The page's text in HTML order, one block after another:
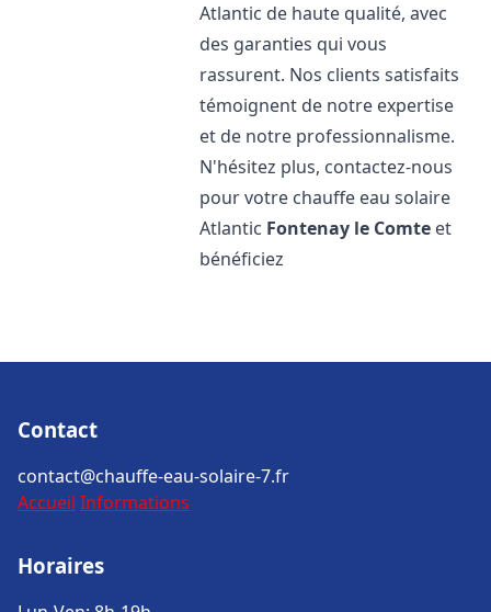
Atlantic de haute qualité, avec
des garanties qui vous
rassurent. Nos clients satisfaits
témoignent de notre expertise
et de notre professionnalisme.
N'hésitez plus, contactez-nous
pour votre chauffe eau solaire
Atlantic Fontenay le Comte et
bénéficiez
Contact
contact@chauffe-eau-solaire-7.fr
Accueil Informations
Horaires